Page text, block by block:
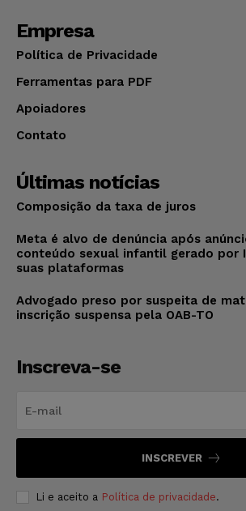
Empresa
Política de Privacidade
Ferramentas para PDF
Apoiadores
Contato
Últimas notícias
Composição da taxa de juros
Meta é alvo de denúncia após
conteúdo sexual infantil gerado por
suas plataformas
Advogado preso por suspeita de
inscrição suspensa pela OAB-TO
Inscreva-se
INSCREVER
Li e aceito a Política de privacidade.